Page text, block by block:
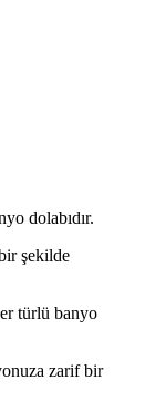
dolabıdır.
şekilde
türlü banyo
zarif bir